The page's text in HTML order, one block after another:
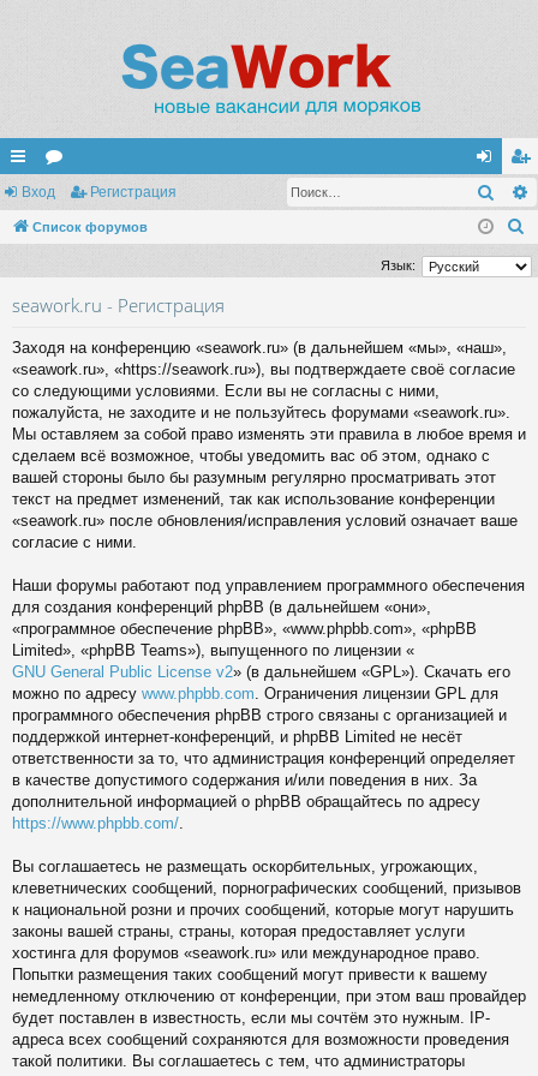
с
ы
и
ор
ум
хо
д
ег
ис
тр
Вход Регистрация
Список форумов
и
Язык:
seawork.ru - Регистрация
Заходя на конференцию «seawork.ru» (в дальнейшем «мы», «наш»,
«seawork.ru», «https://seawork.ru»), вы подтверждаете своё согласие
со следующими условиями. Если вы не согласны с ними,
пожалуйста, не заходите и не пользуйтесь форумами «seawork.ru».
Мы оставляем за собой право изменять эти правила в любое время и
сделаем всё возможное, чтобы уведомить вас об этом, однако с
вашей стороны было бы разумным регулярно просматривать этот
текст на предмет изменений, так как использование конференции
«seawork.ru» после обновления/исправления условий означает ваше
согласие с ними.
Наши форумы работают под управлением программного обеспечения
для создания конференций phpBB (в дальнейшем «они»,
«программное обеспечение phpBB», «www.phpbb.com», «phpBB
Limited», «phpBB Teams»), выпущенного по лицензии «
GNU General Public License v2» (в дальнейшем «GPL»). Скачать его
можно по адресу www.phpbb.com . Ограничения лицензии GPL для
программного обеспечения phpBB строго связаны с организацией и
поддержкой интернет-конференций, и phpBB Limited не несёт
ответственности за то, что администрация конференций определяет
в качестве допустимого содержания и/или поведения в них. За
дополнительной информацией о phpBB обращайтесь по адресу
https://www.phpbb.com/
Вы соглашаетесь не размещать оскорбительных, угрожающих,
клеветнических сообщений, порнографических сообщений, призывов
к национальной розни и прочих сообщений, которые могут нарушить
законы вашей страны, страны, которая предоставляет услуги
хостинга для форумов «seawork.ru» или международное право.
Попытки размещения таких сообщений могут привести к вашему
немедленному отключению от конференции, при этом ваш провайдер
будет поставлен в известность, если мы сочтём это нужным. IP-
адреса всех сообщений сохраняются для возможности проведения
такой политики. Вы соглашаетесь с тем, что администраторы